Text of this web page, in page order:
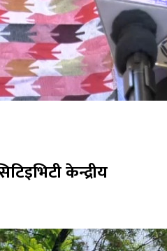
केन्द्रीय